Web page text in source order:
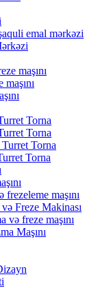
emal mərkəzi
maşını
Torna
Torna
Torna
Torna
maşını
Freze Makinası
və freze maşını
Maşını